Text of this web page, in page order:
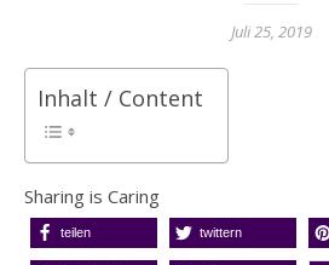
Juli 25, 2019
Inhalt / Content
Sharing is Caring
teilen twittern